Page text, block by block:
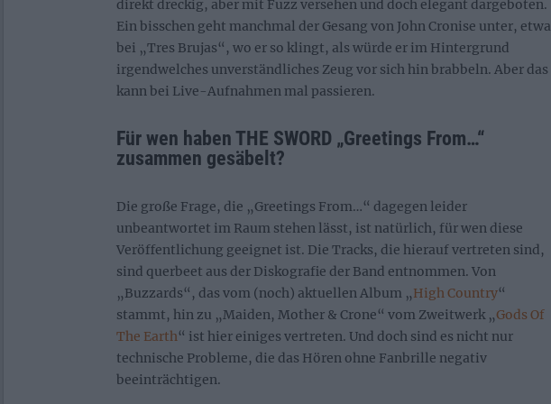
direkt dreckig, aber mit Fuzz versehen und doch elegant dargeboten.
Ein bisschen geht manchmal der Gesang von John Cronise unter, etwa
bei „Tres Brujas“, wo er so klingt, als würde er im Hintergrund
irgendwelches unverständliches Zeug vor sich hin brabbeln. Aber das
kann bei Live-Aufnahmen mal passieren.
Für wen haben THE SWORD „Greetings From…“
zusammen gesäbelt?
Die große Frage, die „Greetings From…“ dagegen leider
unbeantwortet im Raum stehen lässt, ist natürlich, für wen diese
Veröffentlichung geeignet ist. Die Tracks, die hierauf vertreten sind,
sind querbeet aus der Diskografie der Band entnommen. Von
„Buzzards“, das vom (noch) aktuellen Album „High Country“
stammt, hin zu „Maiden, Mother & Crone“ vom Zweitwerk „Gods Of
The Earth“ ist hier einiges vertreten. Und doch sind es nicht nur
technische Probleme, die das Hören ohne Fanbrille negativ
beeinträchtigen.